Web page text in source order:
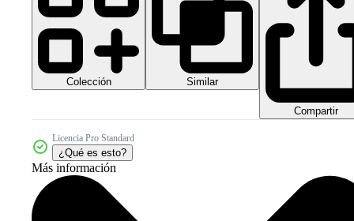
Colección Similar
Compartir
Licencia Pro Standard
¿Qué es esto?
Más información